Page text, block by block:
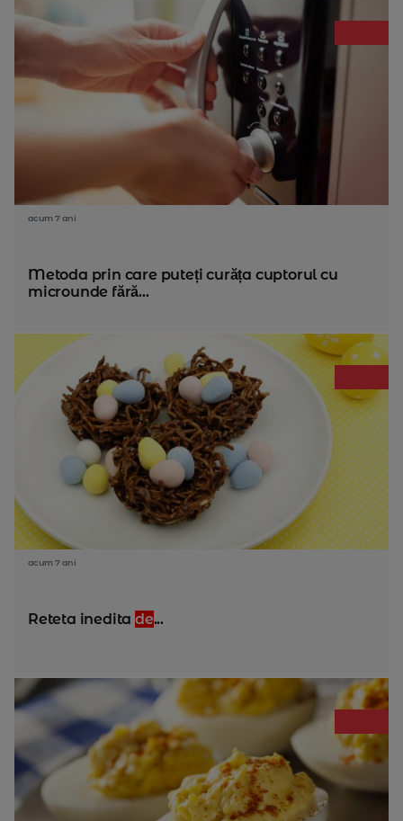
acum 7 ani
Metoda prin care puteți curăța cuptorul cu
microunde fără...
acum 7 ani
Reteta ineditade...